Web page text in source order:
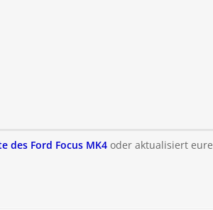
des Ford Focus MK4 oder aktualisiert eure